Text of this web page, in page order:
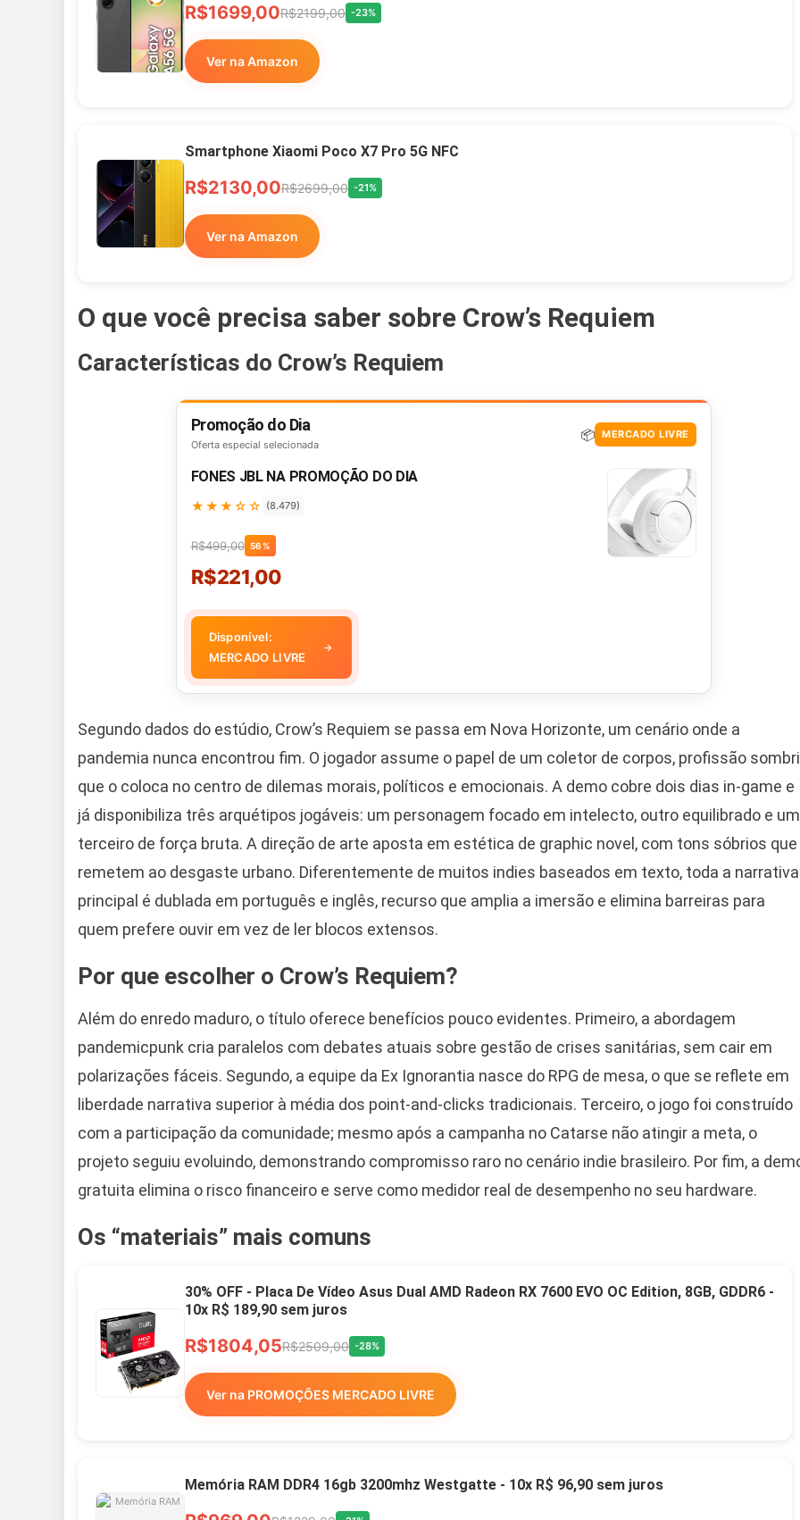
R$1699,00R$2199,00 -23%
Ver na Amazon
Smartphone Xiaomi Poco X7 Pro 5G NFC
R$2130,00R$2699,00 -21%
Ver na Amazon
O que você precisa saber sobre Crow’s Requiem
Características do Crow’s Requiem
Promoção do Dia
Oferta especial selecionada
📦 MERCADO LIVRE
FONES JBL NA PROMOÇÃO DO DIA
★★★☆☆ (8.479)
R$499,00 56%
R$221,00
Disponível:
MERCADO LIVRE
→
Segundo dados do estúdio, Crow’s Requiem se passa em Nova Horizonte, um cenário onde a
pandemia nunca encontrou fim. O jogador assume o papel de um coletor de corpos, profissão
que o coloca no centro de dilemas morais, políticos e emocionais. A demo cobre dois dias in-game e
já disponibiliza três arquétipos jogáveis: um personagem focado em intelecto, outro equilibrado e um
terceiro de força bruta. A direção de arte aposta em estética de graphic novel, com tons sóbrios que
remetem ao desgaste urbano. Diferentemente de muitos indies baseados em texto, toda a narrativa
principal é dublada em português e inglês, recurso que amplia a imersão e elimina barreiras para
quem prefere ouvir em vez de ler blocos extensos.
Por que escolher o Crow’s Requiem?
Além do enredo maduro, o título oferece benefícios pouco evidentes. Primeiro, a abordagem
pandemicpunk cria paralelos com debates atuais sobre gestão de crises sanitárias, sem cair em
polarizações fáceis. Segundo, a equipe da Ex Ignorantia nasce do RPG de mesa, o que se reflete em
liberdade narrativa superior à média dos point-and-clicks tradicionais. Terceiro, o jogo foi construído
com a participação da comunidade; mesmo após a campanha no Catarse não atingir a meta, o
projeto seguiu evoluindo, demonstrando compromisso raro no cenário indie brasileiro. Por fim, a
gratuita elimina o risco financeiro e serve como medidor real de desempenho no seu hardware.
Os “materiais” mais comuns
30% OFF - Placa De Vídeo Asus Dual AMD Radeon RX 7600 EVO OC Edition, 8GB, GDDR6 -
10x R$ 189,90 sem juros
R$1804,05R$2509,00 -28%
Ver na PROMOÇÕES MERCADO LIVRE
Memória RAM DDR4 16gb 3200mhz Westgatte - 10x R$ 96,90 sem juros